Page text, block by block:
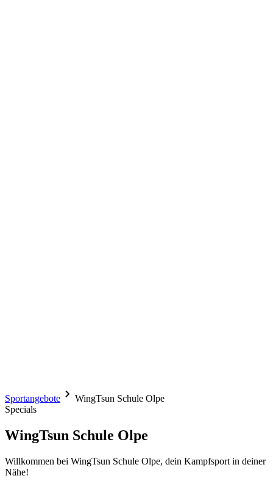
Sportangebote
WingTsun Schule Olpe
Specials
WingTsun Schule Olpe
Willkommen bei WingTsun Schule Olpe, dein Kampfsport in deiner
Nähe!